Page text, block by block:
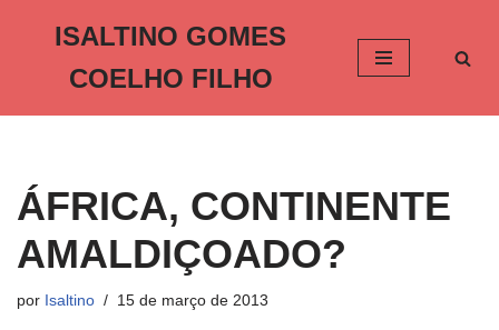
o
ISALTINO GOMES
COELHO FILHO
ÁFRICA, CONTINENTE
AMALDIÇOADO?
por Isaltino 15 de março de 2013